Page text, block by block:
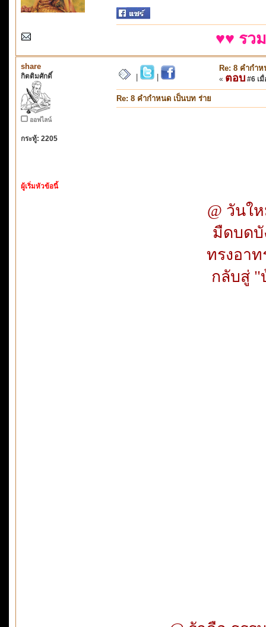
♥♥ รว
share
กิตติมศักดิ์
ออฟไลน์
กระทู้: 2205
ผู้เริ่มหัวข้อนี้
Re: 8 คำกำ
« ตอบ #6 เมื่
Re: 8 คำกำหนด เป็นบท ร่าย
@ วันใ
มืดบดบั
ทรงอาท
กลับสู่ "